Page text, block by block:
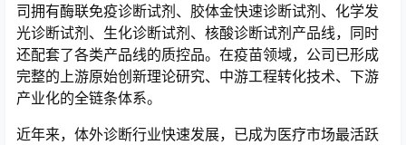
司拥有酶联免疫诊断试剂、胶体金快速诊断试剂、化学发
光诊断试剂、生化诊断试剂、核酸诊断试剂产品线，同时
还配套了各类产品线的质控品。在疫苗领域，公司已形成
完整的上游原始创新理论研究、中游工程转化技术、下游
产业化的全链条体系。
近年来，体外诊断行业快速发展，已成为医疗市场最活跃